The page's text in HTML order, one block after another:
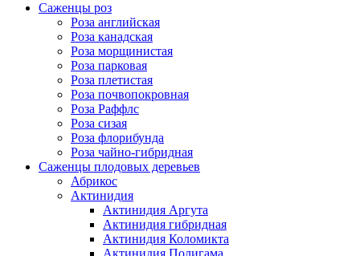
Саженцы роз
Роза английская
Роза канадская
Роза морщинистая
Роза парковая
Роза плетистая
Роза почвопокровная
Роза Раффлс
Роза сизая
Роза флорибунда
Роза чайно-гибридная
Саженцы плодовых деревьев
Абрикос
Актинидия
Актинидия Аргута
Актинидия гибридная
Актинидия Коломикта
Актинидия Полигама